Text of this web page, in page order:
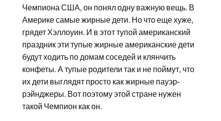
Чемпиона США, он понял одну важную вещь. В
Америке самые жирные дети. Но что еще хуже,
грядет Хэллоуин. И в этот тупой американский
праздник эти тупые жирные американские дети
будут ходить по домам соседей и клянчить
конфеты. А тупые родители так и не поймут, что
их дети выглядят просто как жирные пауэр-
рэйнджеры. Вот поэтому этой стране нужен
такой Чемпион как он.